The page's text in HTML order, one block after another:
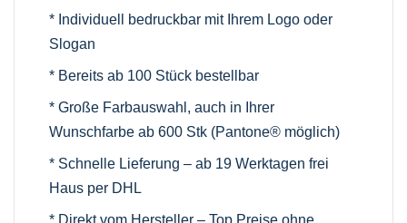
* Individuell bedruckbar mit Ihrem Logo oder
Slogan
* Bereits ab 100 Stück bestellbar
* Große Farbauswahl, auch in Ihrer
Wunschfarbe ab 600 Stk (Pantone® möglich)
* Schnelle Lieferung – ab 19 Werktagen frei
Haus per DHL
* Direkt vom Hersteller – Top Preise ohne